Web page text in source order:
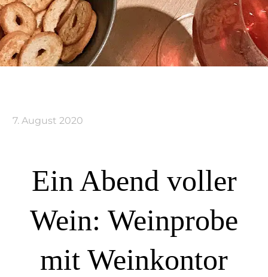
7. August 2020
Ein Abend voller
Wein: Weinprobe
mit Weinkontor